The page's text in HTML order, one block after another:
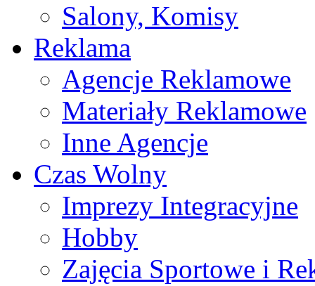
Salony, Komisy
Reklama
Agencje Reklamowe
Materiały Reklamowe
Inne Agencje
Czas Wolny
Imprezy Integracyjne
Hobby
Zajęcia Sportowe i